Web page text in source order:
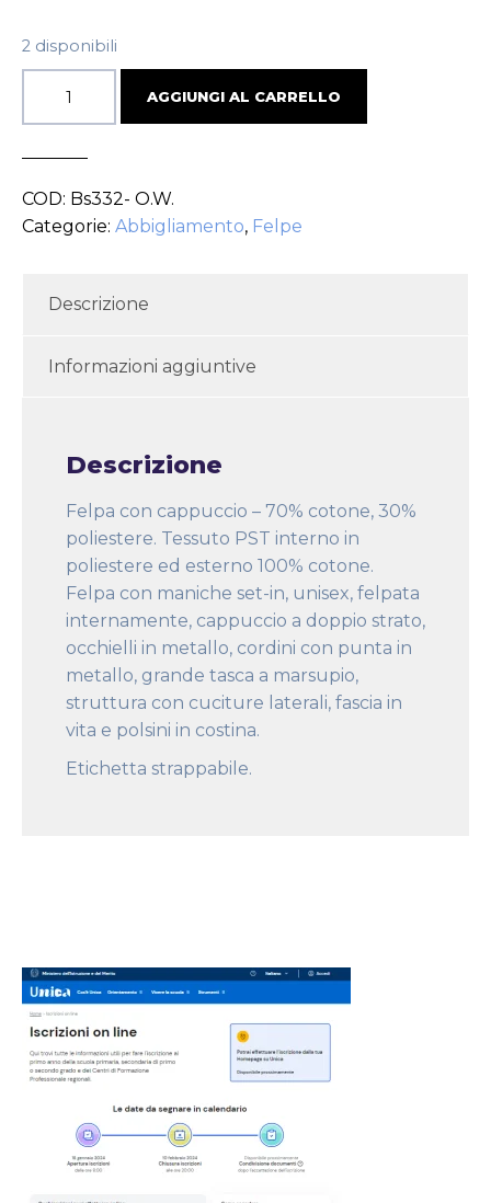
2 disponibili
AGGIUNGI AL CARRELLO
COD: Bs332- O.w.
Categorie: Abbigliamento, Felpe
Descrizione
Informazioni aggiuntive
Descrizione
Felpa con cappuccio – 70% cotone, 30%
poliestere. Tessuto PST interno in
poliestere ed esterno 100% cotone.
Felpa con maniche set-in, unisex, felpata
internamente, cappuccio a doppio strato,
occhielli in metallo, cordini con punta in
metallo, grande tasca a marsupio,
struttura con cuciture laterali, fascia in
vita e polsini in costina.
Etichetta strappabile.